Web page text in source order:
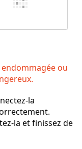
ou
la
la et finissez de